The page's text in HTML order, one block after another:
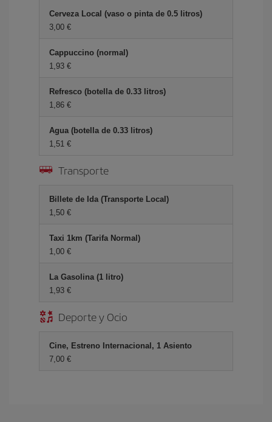
Cerveza Local (vaso o pinta de 0.5 litros)
3,00 €
Cappuccino (normal)
1,93 €
Refresco (botella de 0.33 litros)
1,86 €
Agua (botella de 0.33 litros)
1,51 €
Transporte
Billete de Ida (Transporte Local)
1,50 €
Taxi 1km (Tarifa Normal)
1,00 €
La Gasolina (1 litro)
1,93 €
Deporte y Ocio
Cine, Estreno Internacional, 1 Asiento
7,00 €